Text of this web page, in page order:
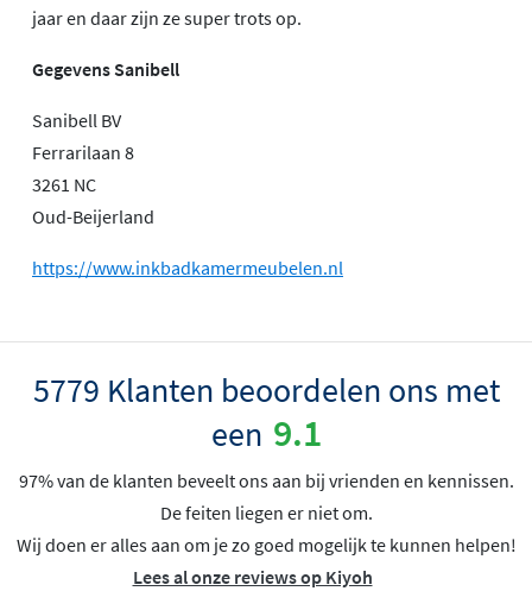
jaar en daar zijn ze super trots op.
Gegevens Sanibell
Sanibell BV
Ferrarilaan 8
3261 NC
Oud-Beijerland
https://www.inkbadkamermeubelen.nl
5779 Klanten beoordelen ons met
een 9.1
97% van de klanten beveelt ons aan bij vrienden en kennissen.
De feiten liegen er niet om.
Wij doen er alles aan om je zo goed mogelijk te kunnen helpen!
Lees al onze reviews op Kiyoh